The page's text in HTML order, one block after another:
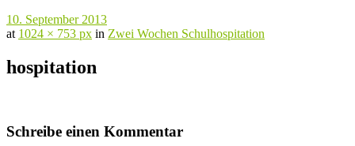
10. September 2013
at 1024 × 753 px in Zwei Wochen Schulhospitation
hospitation
Schreibe einen Kommentar